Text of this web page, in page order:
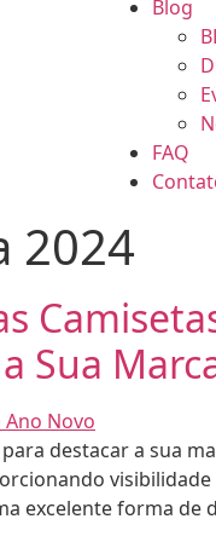
Blog
FAQ
2024
Sua
destacar a sua
excelente forma de